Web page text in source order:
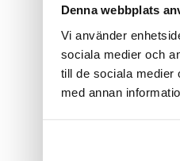
Denna webbplats
Vi använder
sociala medier och
till de sociala medier
med annan
ursprungliga
var:
1,599.00 kr.
nuvarande
är:
749.00 kr.
På Tuxers Outlet
pris. Är du på jakt
Vi på Tuxer
sortiment hittar du